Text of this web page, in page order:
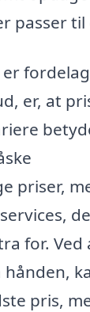
passer
er, at
priser,
for. Ved
pris,